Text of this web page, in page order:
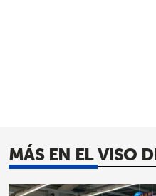
MÁS EN EL VISO